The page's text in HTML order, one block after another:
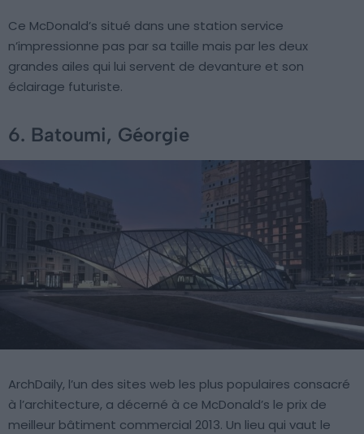
Ce McDonald’s situé dans une station service
n’impressionne pas par sa taille mais par les deux
grandes ailes qui lui servent de devanture et son
éclairage futuriste.
6. Batoumi, Géorgie
ArchDaily, l’un des sites web les plus populaires consacré
à l’architecture, a décerné à ce McDonald’s le prix de
meilleur bâtiment commercial 2013. Un lieu qui vaut le